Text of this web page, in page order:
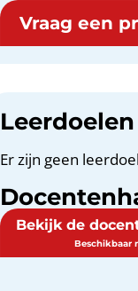
Vraag een
Leerdoelen
Er zijn geen
Bekijk de